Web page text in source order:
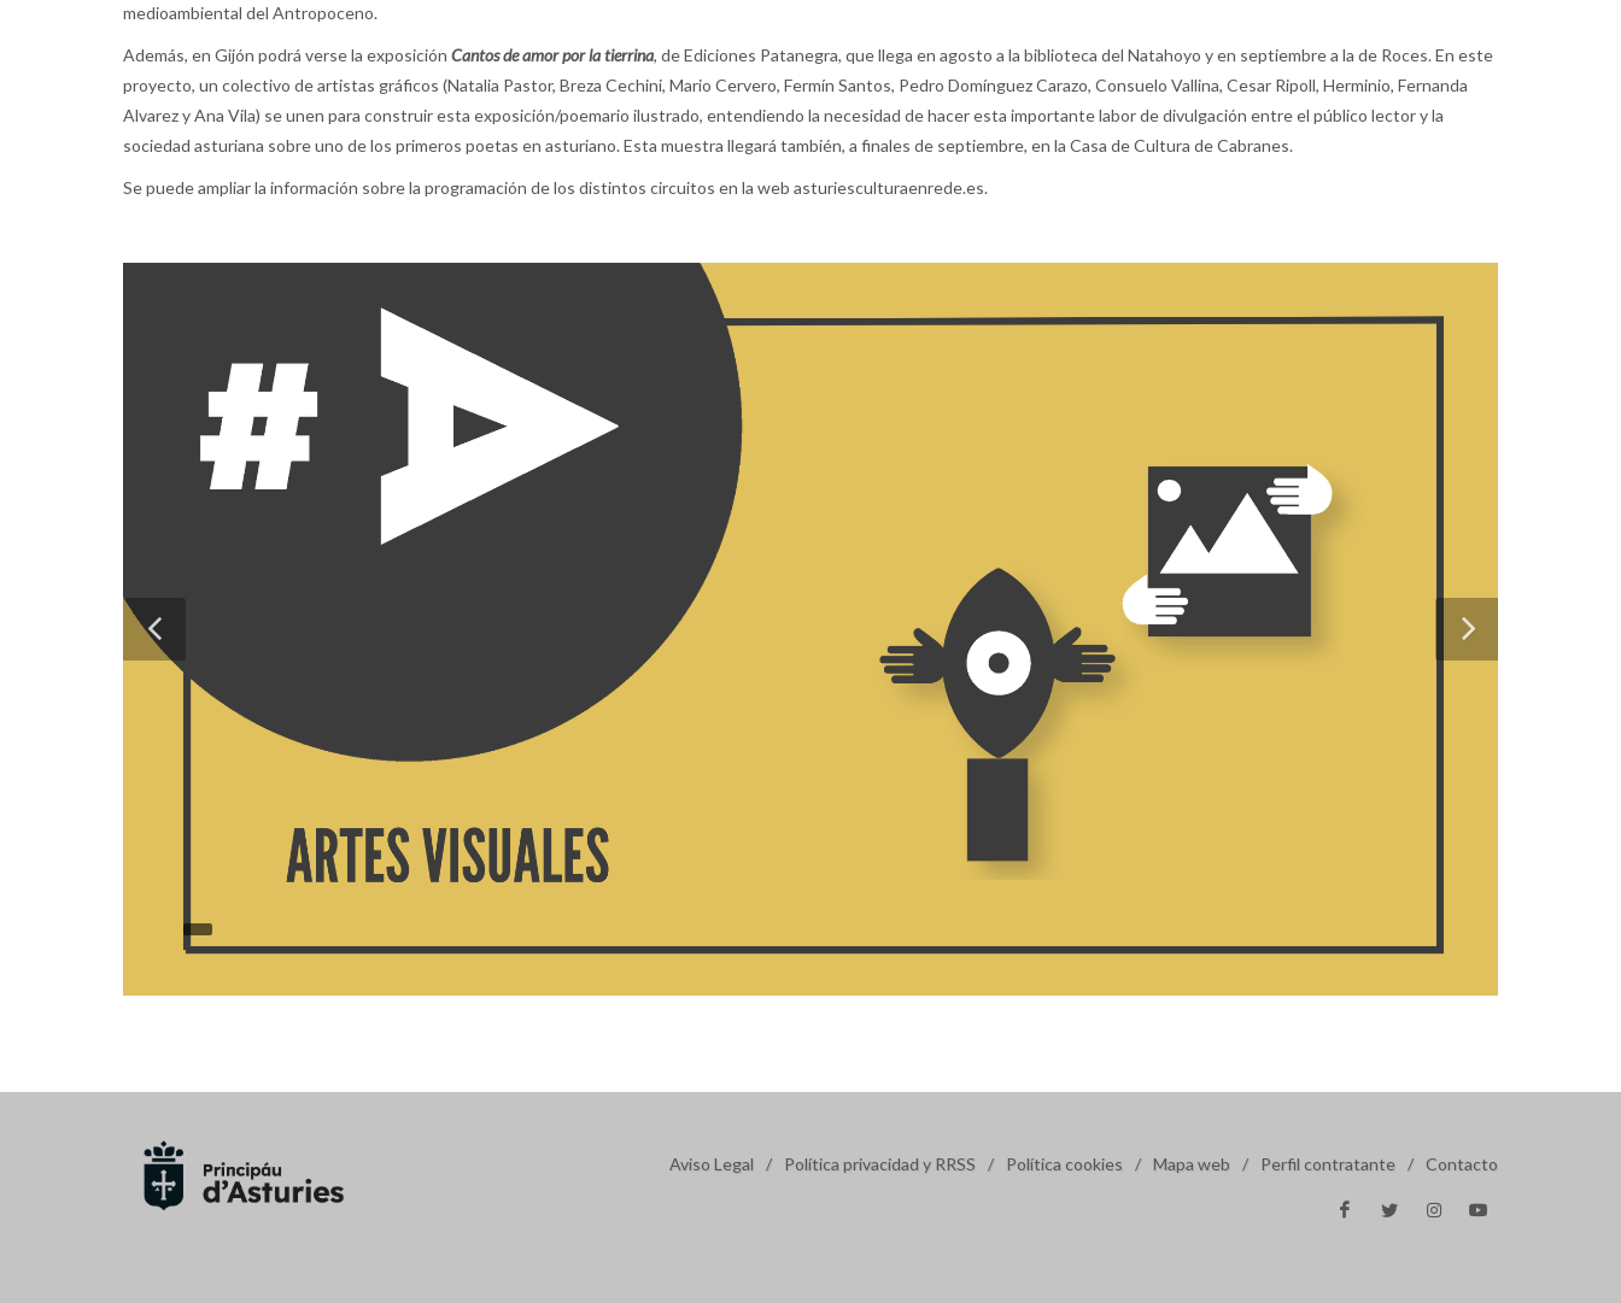
medioambiental del Antropoceno.
Además, en Gijón podrá verse la exposición Cantos de amor por la tierrina, de Ediciones Patanegra, que llega en agosto a la biblioteca del Natahoyo y en septiembre a la de Roces. En este
proyecto, un colectivo de artistas gráficos (Natalia Pastor, Breza Cechini, Mario Cervero, Fermín Santos, Pedro Domínguez Carazo, Consuelo Vallina, Cesar Ripoll, Herminio, Fernanda
Alvarez y Ana Vila) se unen para construir esta exposición/poemario ilustrado, entendiendo la necesidad de hacer esta importante labor de divulgación entre el público lector y la
sociedad asturiana sobre uno de los primeros poetas en asturiano. Esta muestra llegará también, a finales de septiembre, en la Casa de Cultura de Cabranes.
Se puede ampliar la información sobre la programación de los distintos circuitos en la web asturiesculturaenrede.es.
Aviso Legal / Política privacidad y RRSS / Política cookies / Mapa web / Perfil contratante / Contacto